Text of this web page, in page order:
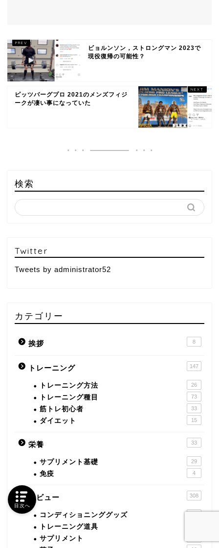
ビョルンソン，ストロングマン 2023で
現役復帰の可能性？
ピッツバーグプロ 2021のメンズフィジ
ークが凄い事になっていた
検索
Twitter
Tweets by administrator52
カテゴリー
挨拶 8
トレーニング 147
トレーニング方法 26
トレーニング種目 73
筋トレ初心者 33
ダイエット 15
栄養 33
サプリメント基礎 29
免疫 4
レビュー 308
コンディショニンググッズ
トレーニング道具
サプリメント
目次へ